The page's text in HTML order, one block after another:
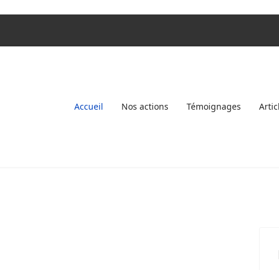
Accueil Nos actions Témoignages